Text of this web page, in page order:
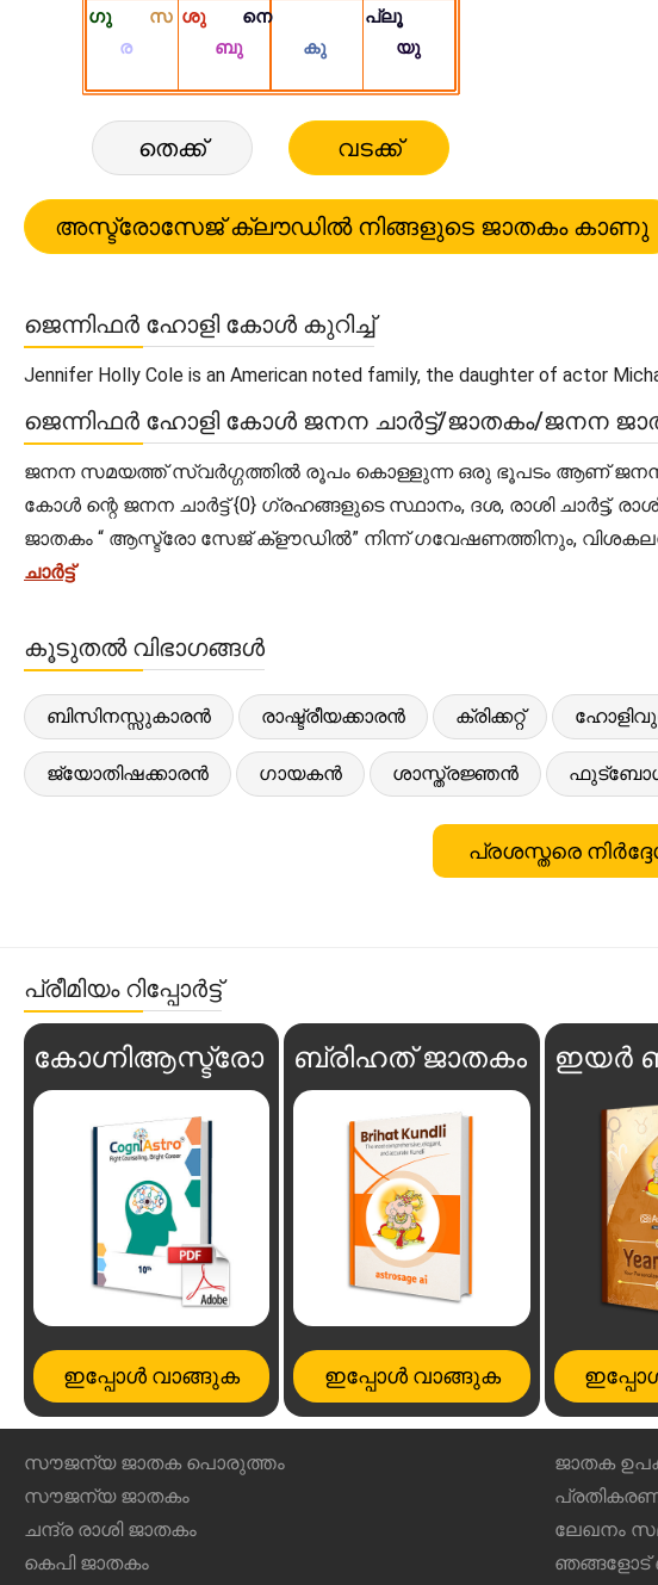
തെക്ക് വടക്ക്
ജെന്നിഫർ ഹോളി കോൾ കുറിച്ച്
Jennifer Holly Cole is an American noted family, the daughter of actor
ജെന്നിഫർ ഹോളി കോൾ ജനന ചാർട്ട്/ജാതകം/ജനന
ജനന സമയത്ത് സ്വർഗ്ഗത്തിൽ രൂപം കൊള്ളുന്ന ഒരു ഭൂപടം ആണ് ജനന
കോൾ ന്റെ ജനന ചാർട്ട് {0} ഗ്രഹങ്ങളുടെ സ്ഥാനം, ദശ, രാശി ചാർട്ട്,
ജാതകം “ ആസ്ട്രോ സേജ് ക്‌ളൗഡിൽ” നിന്ന് ഗവേഷണത്തിനും,
ചാർട്ട്
കൂടുതൽ വിഭാഗങ്ങൾ
ബിസിനസ്സുകാരൻ രാഷ്ട്രീയക്കാരൻ ക്രിക്കറ്റ്
ജ്യോതിഷക്കാരൻ ഗായകൻ ശാസ്ത്രജ്ഞൻ
പ്രശസ്തരെ
പ്രീമിയം റിപ്പോർട്ട്
കോഗ്നിആസ്ട്രോ
ഇപ്പോൾ വാങ്ങുക
ബ്രിഹത് ജാതകം
ഇപ്പോൾ വാങ്ങുക
ഇയർ
സൗജന്യ ജാതക പൊരുത്തം
സൗജന്യ ജാതകം
ചന്ദ്ര രാശി ജാതകം
കെപി ജാതകം
ജാതക
ലേഖനം
ഞങ്ങളോട്